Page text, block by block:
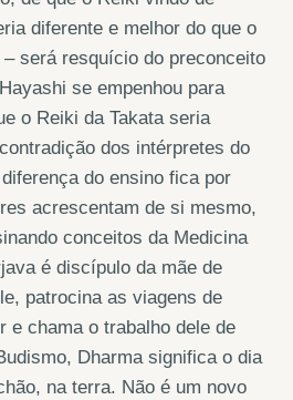
diferente e melhor do que o
– será resquício do preconceito
se empenhou para
o Reiki da Takata seria
dos intérpretes do
do ensino fica por
acrescentam de si mesmo,
conceitos da Medicina
é discípulo da mãe de
patrocina as viagens de
e chama o trabalho dele de
Dharma significa o dia
na terra. Não é um novo